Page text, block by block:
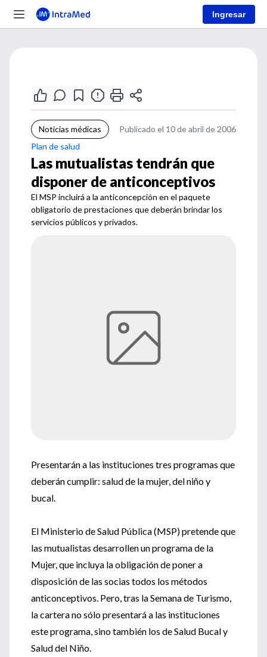
Ingresar
Noticias médicas
Publicado el 10 de abril de 2006
Plan de salud
Las mutualistas tendrán que
disponer de anticonceptivos
El MSP incluirá a la anticoncepción en el paquete
obligatorio de prestaciones que deberán brindar los
servicios públicos y privados.
Presentarán a las instituciones tres programas que
deberán cumplir: salud de la mujer, del niño y
bucal.
El Ministerio de Salud Pública (MSP) pretende que
las mutualistas desarrollen un programa de la
Mujer, que incluya la obligación de poner a
disposición de las socias todos los métodos
anticonceptivos. Pero, tras la Semana de Turismo,
la cartera no sólo presentará a las instituciones
este programa, sino también los de Salud Bucal y
Salud del Niño.